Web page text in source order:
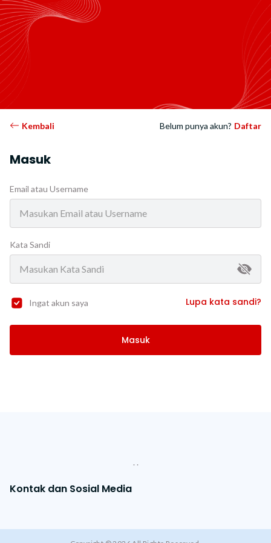
Kembali Belum punya akun? Daftar
Masuk
Email atau Username
Kata Sandi
Ingat akun saya Lupa kata sandi?
Masuk
. .
Kontak dan Sosial Media